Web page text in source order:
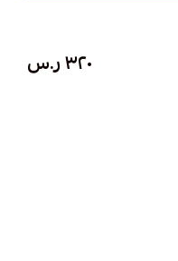
٣٢٠ ر.س